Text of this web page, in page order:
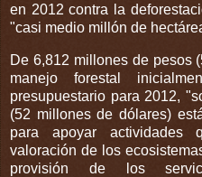
en 2012 contra la
"casi medio millón de
De 6,812 millones de pesos
manejo forestal
presupuestario para 2012,
(52 millones de dólares)
para apoyar actividades
valoración de los
provisión de los